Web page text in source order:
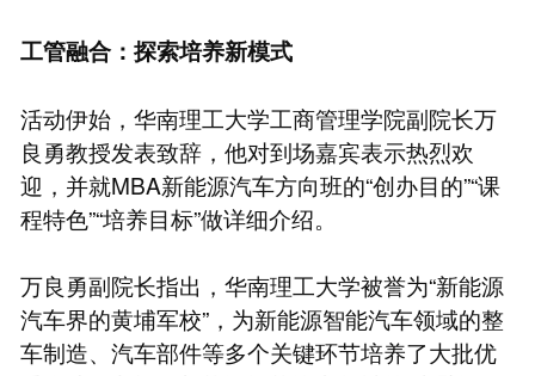
工管融合：探索培养新模式
活动伊始，华南理工大学工商管理学院副院长万
良勇教授发表致辞，他对到场嘉宾表示热烈欢
迎，并就MBA新能源汽车方向班的“创办目的”“课
程特色”“培养目标”做详细介绍。
万良勇副院长指出，华南理工大学被誉为“新能源
汽车界的黄埔军校”，为新能源智能汽车领域的整
车制造、汽车部件等多个关键环节培养了大批优